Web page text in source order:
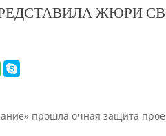
ЖЮРИ
прошла очная защита